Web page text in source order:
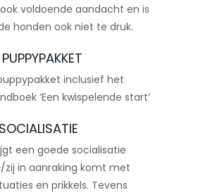
voldoende aandacht en is
honden ook niet te druk.
inclusief het
‘Een kwispelende start’
een goede socialisatie
in aanraking komt met
en prikkels. Tevens